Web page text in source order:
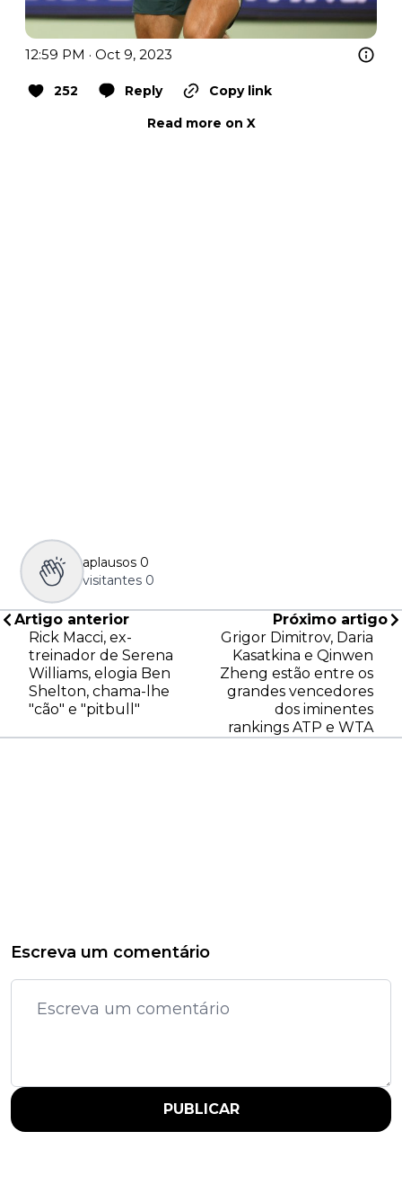
12:59 PM · Oct 9, 2023
252 Reply
Copy link
Read more on X
aplausos 0
visitantes 0
Artigo anterior
Rick Macci, ex-
treinador de Serena
Williams, elogia Ben
Shelton, chama-lhe
"cão" e "pitbull"
Próximo artigo
Grigor Dimitrov, Daria
Kasatkina e Qinwen
Zheng estão entre os
grandes vencedores
dos iminentes
rankings ATP e WTA
Escreva um comentário
PUBLICAR